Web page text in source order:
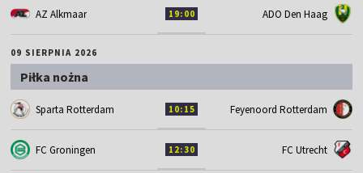
AZ Alkmaar 19:00 ADO Den Haag
09 SIERPNIA 2026
Piłka nożna
Sparta Rotterdam 10:15 Feyenoord Rotterdam
FC Groningen 12:30 FC Utrecht